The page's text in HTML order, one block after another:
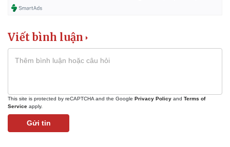
Viết bình luận
This site is protected by reCAPTCHA and the Google Privacy Policy and Terms of
Service apply.
Gửi tin